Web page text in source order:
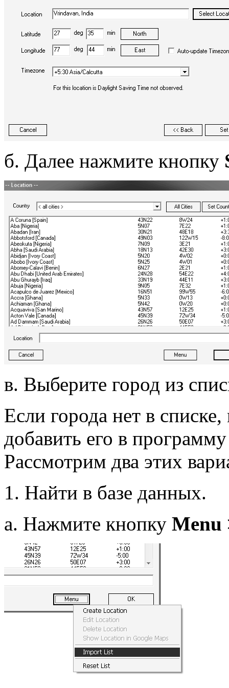
б. Далее нажмите кнопку
в. Выберите город из
Если города нет в
добавить его в
Рассмотрим два этих
1. Найти в базе данных.
а. Нажмите кнопку Menu